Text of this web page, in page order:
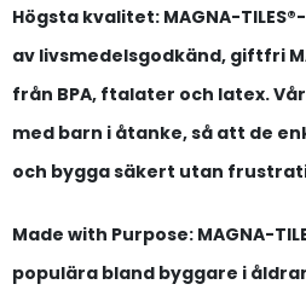
Högsta kvalitet: MAGNA-
av livsmedelsgodkänd, giftfri
från BPA, ftalater och latex.
med barn i åtanke, så att de
och bygga säkert utan
Made with Purpose: MAGNA-
populära bland byggare i